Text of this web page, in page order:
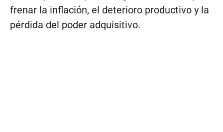
frenar la inflación, el deterioro productivo y la
pérdida del poder adquisitivo.